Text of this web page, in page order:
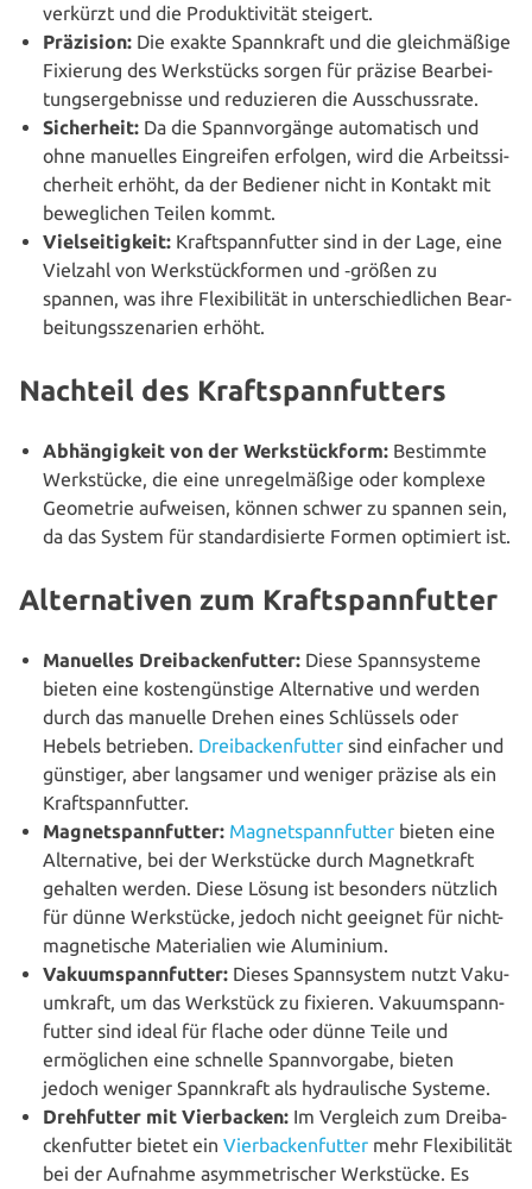
verkürzt und die Pro­duk­ti­vi­tät steigert.
Präzision: Die exakte Spann­kraft und die gleich­mä­ßi­ge
Fixierung des Werk­stücks sorgen für präzise Bear­bei­
tungs­er­geb­nis­se und redu­zie­ren die Ausschussrate.
Sicher­heit: Da die Spann­vor­gän­ge auto­ma­tisch und
ohne manuelles Ein­grei­fen erfolgen, wird die Arbeits­si­
cher­heit erhöht, da der Bediener nicht in Kontakt mit
beweg­li­chen Teilen kommt.
Viel­sei­tig­keit: Kraft­spann­fut­ter sind in der Lage, eine
Vielzahl von Werk­stück­for­men und ‑größen zu
spannen, was ihre Fle­xi­bi­li­tät in unter­schied­li­chen Bear­
bei­tungs­sze­na­ri­en erhöht.
Nachteil des Kraftspannfutters
Abhän­gig­keit von der Werk­stück­form: Bestimmte
Werk­stü­cke, die eine unre­gel­mä­ßi­ge oder komplexe
Geometrie aufweisen, können schwer zu spannen sein,
da das System für stan­dar­di­sier­te Formen optimiert ist.
Alternativen zum Kraftspannfutter
Manuelles Drei­ba­cken­fut­ter: Diese Spann­sys­te­me
bieten eine kos­ten­güns­ti­ge Alter­na­ti­ve und werden
durch das manuelle Drehen eines Schlüs­sels oder
Hebels betrieben. Drei­ba­cken­fut­ter sind einfacher und
günstiger, aber langsamer und weniger präzise als ein
Kraftspannfutter.
Magnet­spann­fut­ter: Magnet­spann­fut­ter bieten eine
Alter­na­ti­ve, bei der Werk­stü­cke durch Magnet­kraft
gehalten werden. Diese Lösung ist besonders nützlich
für dünne Werk­stü­cke, jedoch nicht geeignet für nicht-
magne­ti­sche Mate­ria­li­en wie Aluminium.
Vaku­um­spann­fut­ter: Dieses Spann­sys­tem nutzt Vaku­
um­kraft, um das Werkstück zu fixieren. Vaku­um­spann­
fut­ter sind ideal für flache oder dünne Teile und
ermög­li­chen eine schnelle Spann­vor­ga­be, bieten
jedoch weniger Spann­kraft als hydrau­li­sche Systeme.
Dreh­fut­ter mit Vier­ba­cken: Im Vergleich zum Drei­ba­
cken­fut­ter bietet ein Vier­ba­cken­fut­ter mehr Fle­xi­bi­li­tät
bei der Aufnahme asym­me­tri­scher Werk­stü­cke. Es